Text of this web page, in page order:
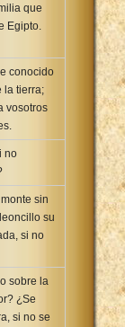
que
Egipto.
conocido
la tierra;
vosotros
no
sin
su
si no
sobre la
¿Se
si no se